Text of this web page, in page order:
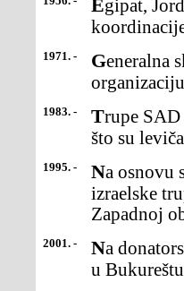
Egipat, Jordan i Sirija su osnovali jedinstvenu vojnu komandu radi
1971. - Generalna skupština UN je odlučila da primi Kinu usvetsku
1983. - Trupe SAD okupirale su karipsku ostrvsku državu Grenadu,nakon
što su
1995. - Na osnovu sporazuma Izraela i PLO o palestinskojsamoupravi,
izraelske
Zapadnoj
2001. - Na donatorskoj konferenciji Pakta za stabilnostjugoistočne Evrope
u